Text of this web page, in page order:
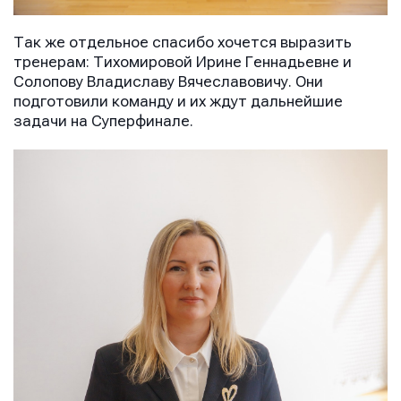
Так же отдельное спасибо хочется выразить
тренерам: Тихомировой Ирине Геннадьевне и
Солопову Владиславу Вячеславовичу. Они
подготовили команду и их ждут дальнейшие
задачи на Суперфинале.
E-mail
E-mail
E-mail